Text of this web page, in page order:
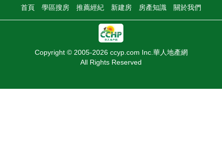
首頁 學區搜房 推薦經紀 新建房 房產知識 關於我們
Copyright © 2005-2026 ccyp.com Inc.華人地產網
All Rights Reserved